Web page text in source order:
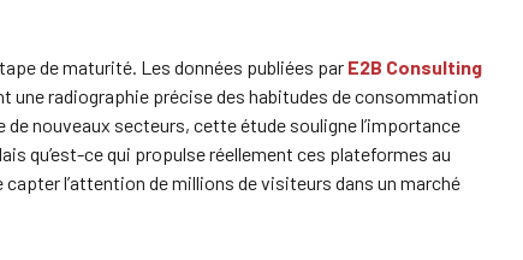
de maturité. Les données publiées par E2B Consulting
radiographie précise des habitudes de consommation
nouveaux secteurs, cette étude souligne l’importance
qu’est-ce qui propulse réellement ces plateformes au
l’attention de millions de visiteurs dans un marché